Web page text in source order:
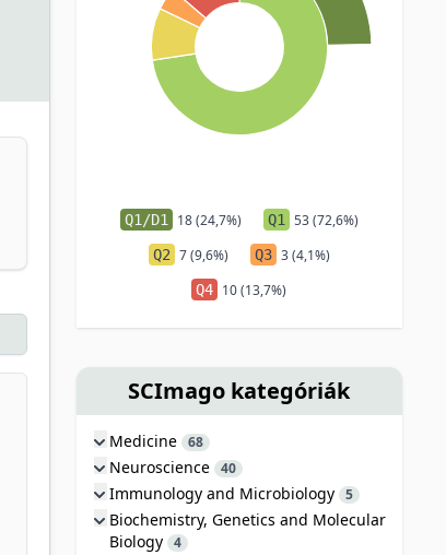
Q1/D1 18 (24,7%) Q1 53 (72,6%)
Q2 7 (9,6%) Q3 3 (4,1%)
Q4 10 (13,7%)
SCImago kategóriák
Medicine 68
Neuroscience 40
Immunology and Microbiology 5
Biochemistry, Genetics and Molecular
Biology 4